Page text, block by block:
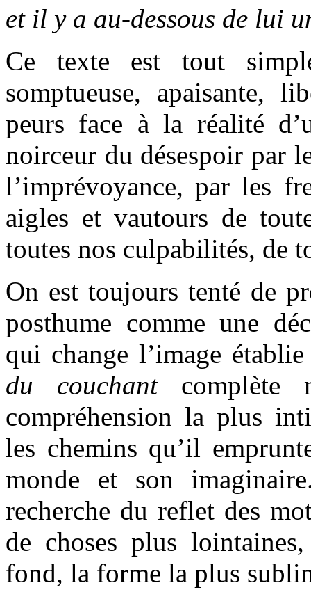
et il y a au-dessous de lui
Ce texte est tout
somptueuse, apaisante,
peurs face à la réalité
noirceur du désespoir par
l’imprévoyance, par les
aigles et vautours de
toutes nos culpabilités, de
On est toujours tenté de
posthume comme une
qui change l’image
du couchantcomplète
compréhension la plus
les chemins qu’il
monde et son
recherche du reflet des
de choses plus
fond, la forme la plus